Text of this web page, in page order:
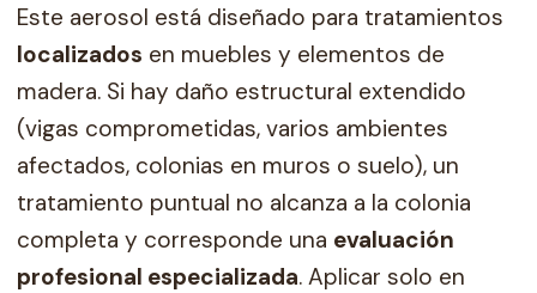
Este aerosol está diseñado para tratamientos
localizados en muebles y elementos de
madera. Si hay daño estructural extendido
(vigas comprometidas, varios ambientes
afectados, colonias en muros o suelo), un
tratamiento puntual no alcanza a la colonia
completa y corresponde una evaluación
profesional especializada. Aplicar solo en